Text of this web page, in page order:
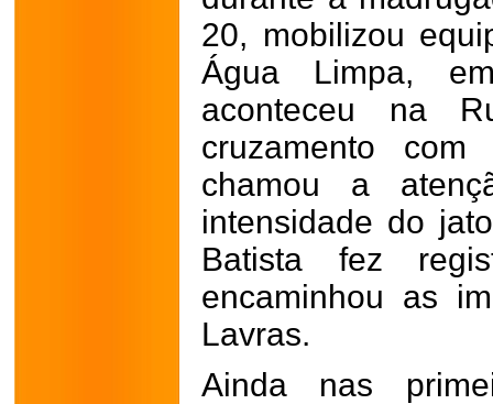
20, mobilizou
Água Limpa,
aconteceu na
cruzamento
chamou a
intensidade do
Batista fez
encaminhou as
Lavras.
Ainda nas